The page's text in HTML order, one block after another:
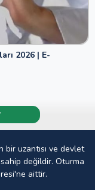
2026 | E-
uzantısı ve devlet
değildir. Oturma
aittir.